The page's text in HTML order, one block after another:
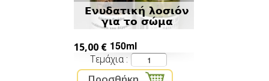
Ενυδατική λοσιόν
για το σώμα
15,00 € 150ml
Τεμάχια